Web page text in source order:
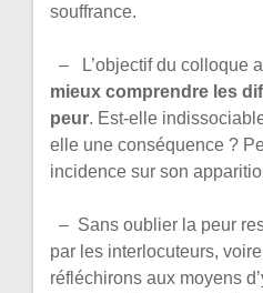
souffrance.
– L’objectif du colloque
mieux comprendre les
peur. Est-elle
elle une conséquence ?
incidence sur son
– Sans oublier la peur
par les interlocuteurs,
réfléchirons aux moyens